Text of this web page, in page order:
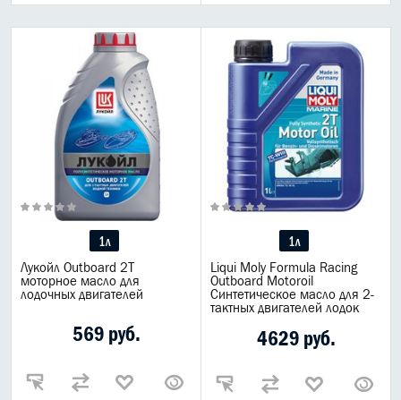
1л
Лукойл Outboard 2T
моторное масло для
лодочных двигателей
569 руб.
1л
Liqui Moly Formula Racing
Outboard Motoroil
Синтетическое масло для 2-
тактных двигателей лодок
4629 руб.